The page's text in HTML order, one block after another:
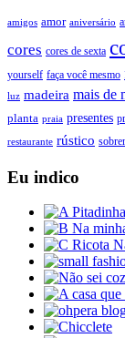
amigos amor aniversário
cores cores de sexta
yourself faça você mesmo
luz madeira mais de
planta praia presentes
restaurante rústico
Eu indico